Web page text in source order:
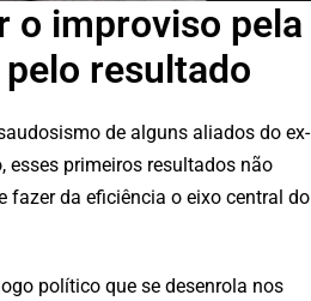
o improviso pela
resultado
de alguns aliados do ex-
esses primeiros resultados não
fazer da eficiência o eixo central do
político que se desenrola nos